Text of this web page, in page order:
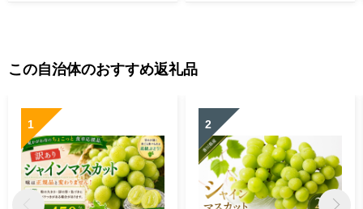
この自治体のおすすめ返礼品
1 2